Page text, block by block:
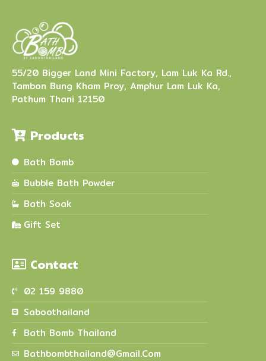
55/20 Bigger Land Mini Factory, Lam Luk Ka Rd.,
Tambon Bung Kham Proy, Amphur Lam Luk Ka,
Pathum Thani 12150
Products
Bath Bomb
Bubble Bath Powder
Bath Soak
Gift Set
Contact
02 159 9880
Saboothailand
Bath Bomb Thailand
Bathbombthailand@gmail.com